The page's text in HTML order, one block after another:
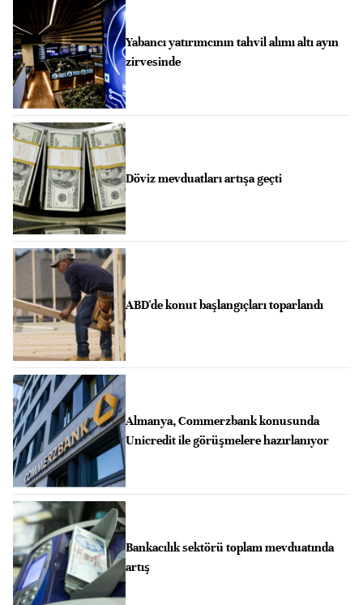
Yabancı yatırımcının tahvil alımı altı ayın
zirvesinde
Döviz mevduatları artışa geçti
ABD'de konut başlangıçları toparlandı
Almanya, Commerzbank konusunda
Unicredit ile görüşmelere hazırlanıyor
Bankacılık sektörü toplam mevduatında
artış